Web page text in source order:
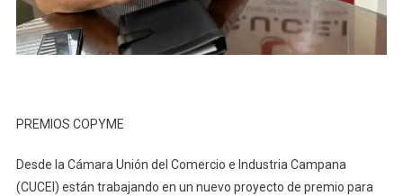
PREMIOS COPYME
Desde la Cámara Unión del Comercio e Industria Campana
(CUCEI) están trabajando en un nuevo proyecto de premio para